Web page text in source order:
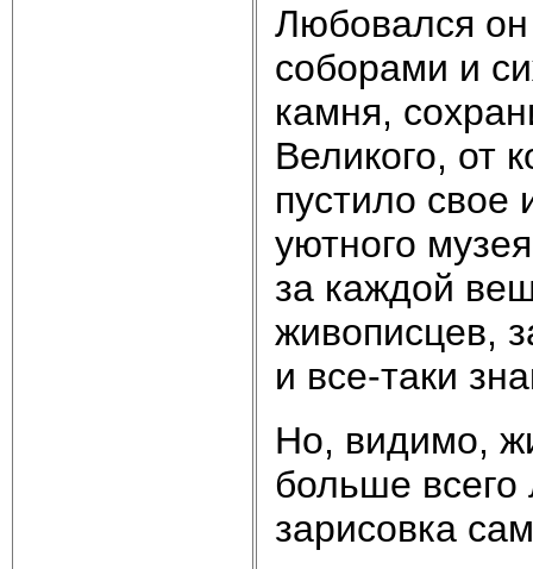
Любовался
соборами и
камня,
Великого, от
пустило
уютного
за каждой
живописцев,
и все-таки
Но, видимо,
больше
зарисовка